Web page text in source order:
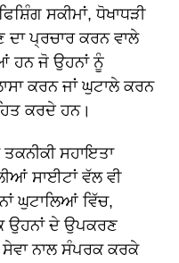
ਸਕੀਮਾਂ, ਧੋਖਾਧੜੀ
ਦਾ ਪ੍ਰਚਾਰ ਕਰਨ ਵਾਲੇ
ਹਨ ਜੋ ਉਹਨਾਂ ਨੂੰ
ਕਰਨ ਜਾਂ ਘੁਟਾਲੇ ਕਰਨ
ਕਰਦੇ ਹਨ।
ਸਹਾਇਤਾ
ਸਾਈਟਾਂ ਵੱਲ ਵੀ
ਘੁਟਾਲਿਆਂ ਵਿੱਚ,
ਉਹਨਾਂ ਦੇ ਉਪਕਰਣ
ਨਾਲ ਸੰਪਰਕ ਕਰਕੇ